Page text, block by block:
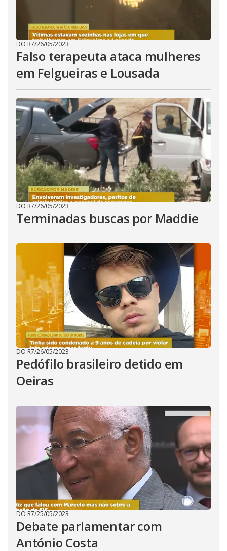
DO R7/26/05/2023
Falso terapeuta ataca mulheres
em Felgueiras e Lousada
DO R7/26/05/2023
Terminadas buscas por Maddie
DO R7/26/05/2023
Pedófilo brasileiro detido em
Oeiras
DO R7/25/05/2023
Debate parlamentar com
António Costa